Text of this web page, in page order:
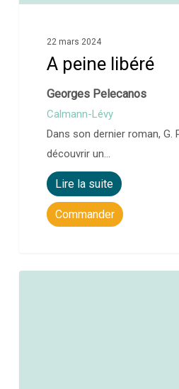
22 mars 2024
A peine libéré
Georges Pelecanos
Calmann-Lévy
Dans son dernier roman,
découvrir un…
Lire la suite
Commander